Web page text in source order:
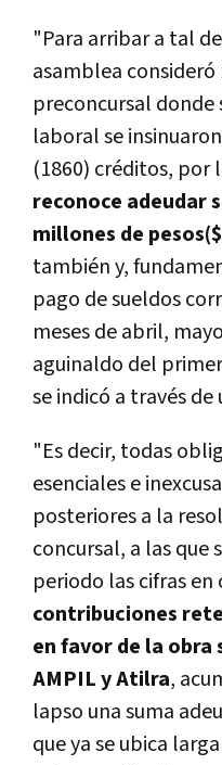
"Para arribar a tal
asamblea
preconcursal
laboral se
(1860) créditos, por
reconoce adeudar
millones de
también y,
pago de sueldos
meses de abril,
aguinaldo del
se indicó a través
"Es decir, todas
esenciales e
posteriores a la
concursal, a las que
periodo las cifras
contribuciones
en favor de la
AMPIL y Atilra,
lapso una suma
que ya se ubica